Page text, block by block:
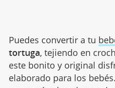
Puedes convertir a tu
tortuga, tejiendo en
este bonito y original
elaborado para los